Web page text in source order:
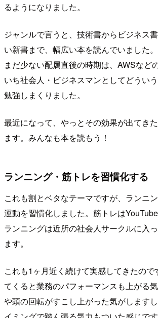
るようになりました。
ジャンルで言うと、技術書からビジネス
い新書まで、幅広い本を読んでいました
まだ少ない配属直後の時期は、AWSなど
いち社会人・ビジネスマンとしてどうい
勉強しまくりました。
最近になって、やっとその効果が出てき
ます。みんなも本を読もう！
ランニング・筋トレを習慣化する
これも割とベタなテーマですが、ランニ
運動を習慣化しました。筋トレはYouTube
ランニングは近所の社会人サークルに入
ます。
これも1ヶ月近く続けて実感してきたので
てくると業務のパフォーマンスも上がる
や頭の回転がすこし上がった気がします